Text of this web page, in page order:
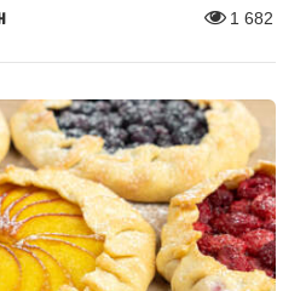
1 682